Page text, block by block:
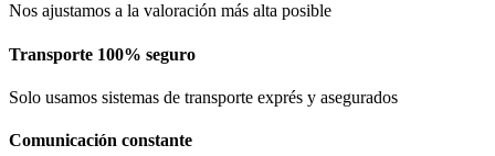
Nos ajustamos a la valoración más alta posible
Transporte 100% seguro
Solo usamos sistemas de transporte exprés y asegurados
Comunicación​ constante